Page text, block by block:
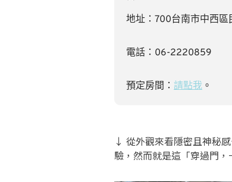
地址：700台南市中西區
電話：06-2220859
預定房間： 請點我 。
↓ 從外觀來看隱密且神秘
驗，然而就是這「穿過門